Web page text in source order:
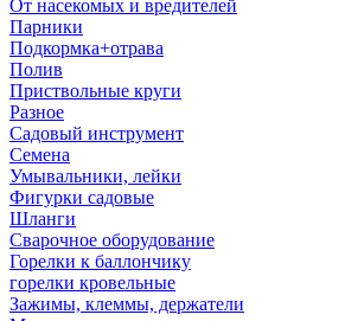
От насекомых и вредителей
Парники
Подкормка+отрава
Полив
Приствольные круги
Разное
Садовый инструмент
Семена
Умывальники, лейки
Фигурки садовые
Шланги
Сварочное оборудование
Горелки к баллончику
горелки кровельные
Зажимы, клеммы, держатели